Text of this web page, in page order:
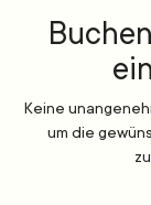
Keine
um die